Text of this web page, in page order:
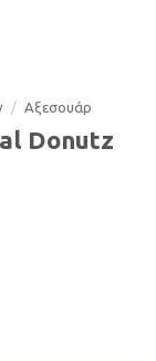
/ Αξεσουάρ
Donutz